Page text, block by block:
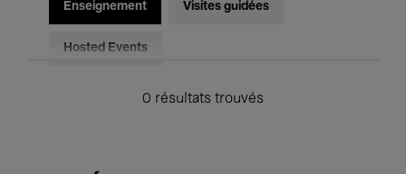
Enseignement Visites guidées
Hosted Events
0 résultats trouvés